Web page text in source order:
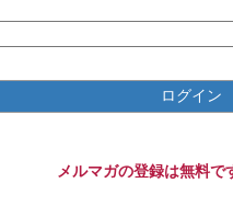
ログイン
メルマガの登録は無料で